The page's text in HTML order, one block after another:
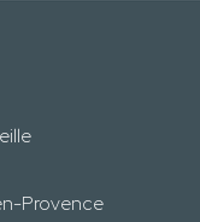
Provence